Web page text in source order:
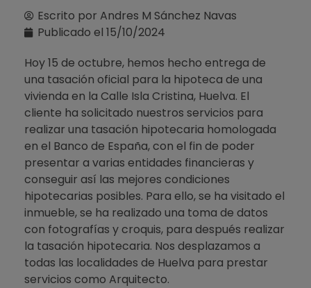
Escrito por Andres M Sánchez Navas
Publicado el 15/10/2024
Hoy 15 de octubre, hemos hecho entrega de
una tasación oficial para la hipoteca de una
vivienda en la Calle Isla Cristina, Huelva. El
cliente ha solicitado nuestros servicios para
realizar una tasación hipotecaria homologada
en el Banco de España, con el fin de poder
presentar a varias entidades financieras y
conseguir así las mejores condiciones
hipotecarias posibles. Para ello, se ha visitado el
inmueble, se ha realizado una toma de datos
con fotografías y croquis, para después realizar
la tasación hipotecaria. Nos desplazamos a
todas las localidades de Huelva para prestar
servicios como Arquitecto.